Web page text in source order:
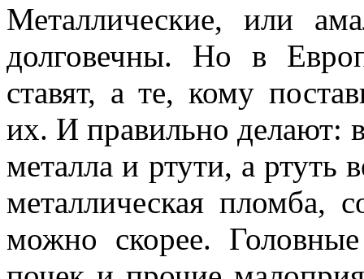
Металлические, или
долговечны. Но в
ставят, а те, кому
их. И правильно делают:
металла и ртути, а ртуть
металлическая пломба,
можно скорее.